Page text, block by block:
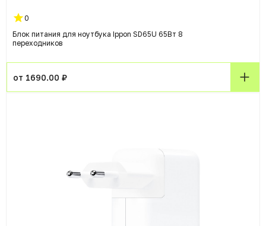
0
Блок питания для ноутбука Ippon SD65U 65Вт 8
переходников
от 1690.00 ₽